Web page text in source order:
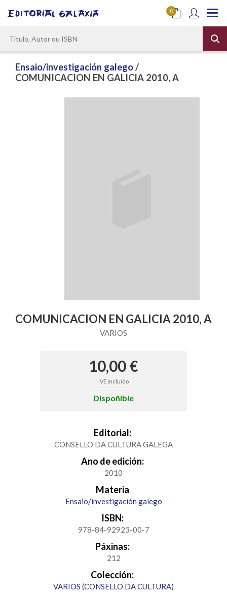
0
Ensaio/investigación galego/
COMUNICACION EN GALICIA 2010, A
COMUNICACION EN GALICIA 2010, A
VARIOS
10,00 €
IVE incluído
Dispoñible
Editorial:
CONSELLO DA CULTURA GALEGA
Ano de edición:
2010
Materia
Ensaio/investigación galego
ISBN:
978-84-92923-00-7
Páxinas:
212
Colección:
VARIOS (CONSELLO DA CULTURA)